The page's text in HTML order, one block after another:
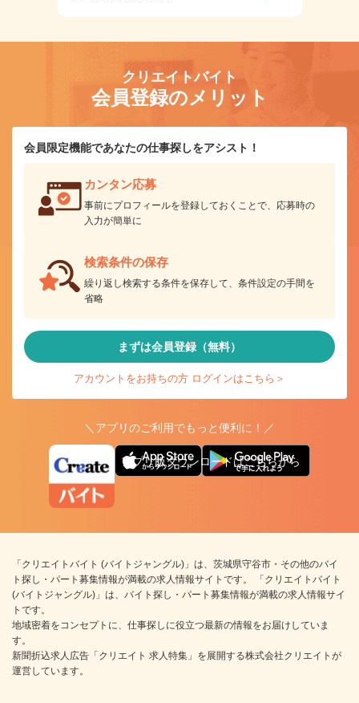
クリエイトバイト
会員登録のメリット
会員限定機能であなたの仕事探しをアシスト！
カンタン応募
事前にプロフィールを登録しておくことで、応募時の
入力が簡単に
検索条件の保存
繰り返し検索する条件を保存して、条件設定の手間を
省略
まずは会員登録（無料）
アカウントをお持ちの方 ログインはこちら＞
＼アプリのご利用でもっと便利に！／
アプリ版ダウンロードはこちらから
「クリエイトバイト (バイトジャングル)」は、茨城県守谷市・その他のバイ
ト探し・パート募集情報が満載の求人情報サイトです。 「クリエイトバイト
(バイトジャングル)」は、バイト探し・パート募集情報が満載の求人情報サイ
トです。
地域密着をコンセプトに、仕事探しに役立つ最新の情報をお届けしていま
す。
新聞折込求人広告「クリエイト 求人特集」を展開する株式会社クリエイトが
運営しています。